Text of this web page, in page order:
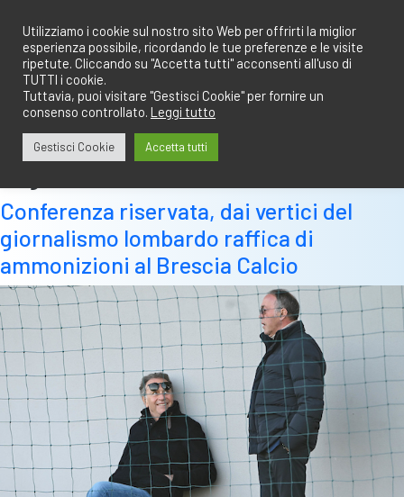
contenuto
Conferenza riservata, dai vertici del
giornalismo lombardo raffica di
ammonizioni al Brescia Calcio
Utilizziamo i cookie sul nostro sito Web per offrirti la miglior
esperienza possibile, ricordando le tue preferenze e le visite
ripetute. Cliccando su "Accetta tutti" acconsenti all'uso di
TUTTI i cookie.
Tuttavia, puoi visitare "Gestisci Cookie" per fornire un
consenso controllato. Leggi tutto
Gestisci Cookie Accetta tutti